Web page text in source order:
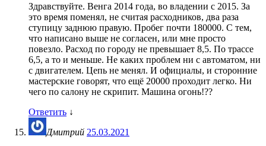
Здравствуйте. Венга 2014 года, во владении с 2015. За
это время поменял, не считая расходников, два раза
ступицу заднюю правую. Пробег почти 180000. С тем,
что написано выше не согласен, или мне просто
повезло. Расход по городу не превышает 8,5. По трассе
6,5, а то и меньше. Не каких проблем ни с автоматом, ни
с двигателем. Цепь не менял. И официалы, и сторонние
мастерские говорят, что ещё 20000 проходит легко. Ни
чего по салону не скрипит. Машина огонь!??
Ответить ↓
Дмитрий 25.03.2021